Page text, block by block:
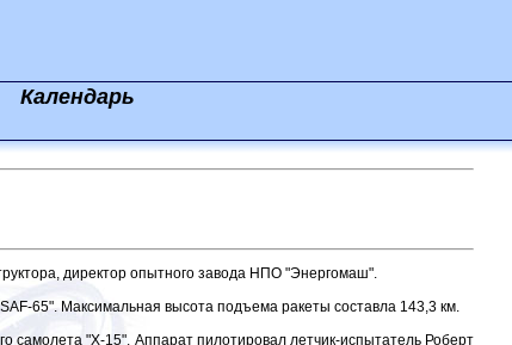
Календарь
директор опытного завода НПО "Энергомаш".
65". Максимальная высота подъема ракеты составла 143,3 км.
"Х-15". Аппарат пилотировал летчик-испытатель Роберт